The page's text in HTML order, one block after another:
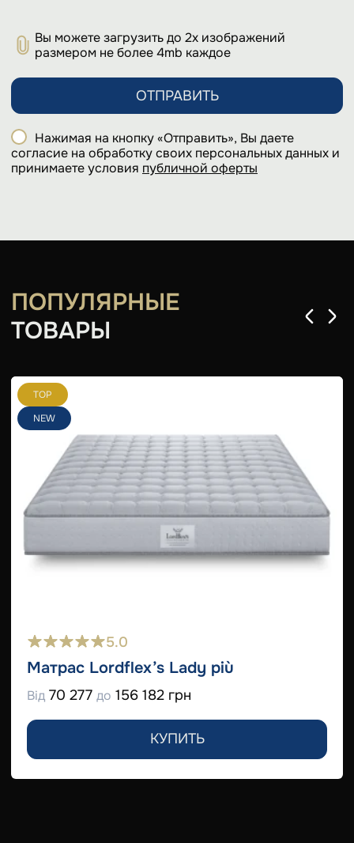
Вы можете загрузить до 2х изображений
размером не более 4mb каждое
ОТПРАВИТЬ
Нажимая на кнопку «Отправить», Вы даете
согласие на обработку своих персональных данных и
принимаете условия публичной оферты
ПОПУЛЯРНЫЕ
ТОВАРЫ
TOP
NEW
5.0
Матрас Lordflex’s Lady più
Від 70 277 до 156 182 грн
КУПИТЬ